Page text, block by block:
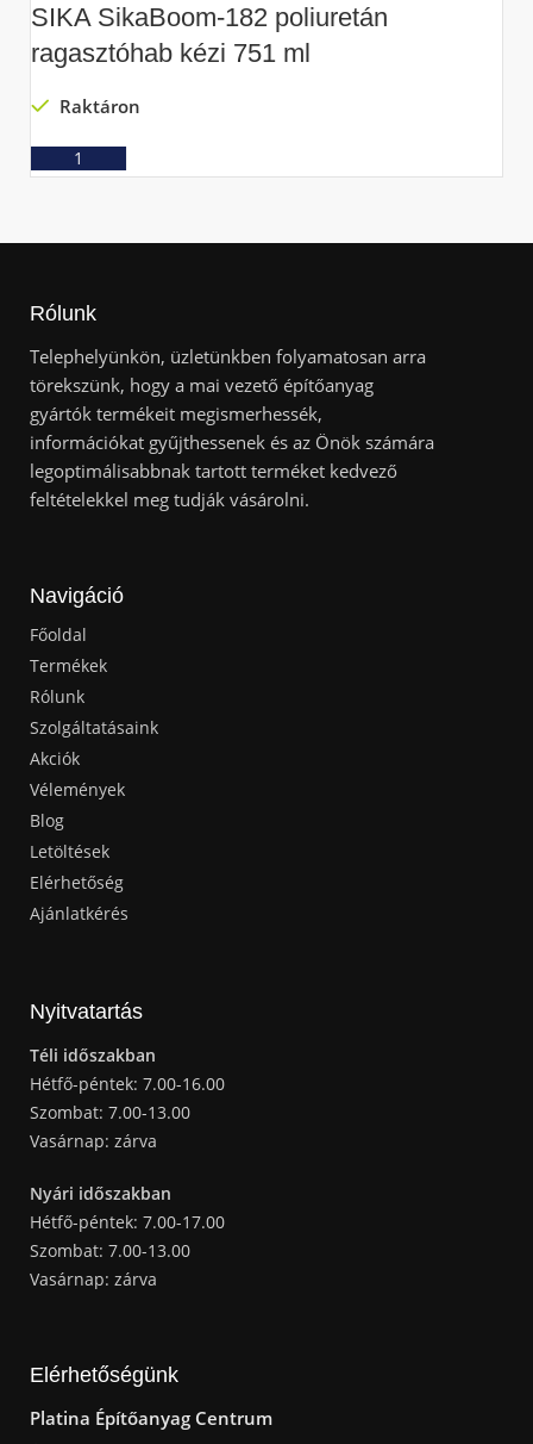
SIKA SikaBoom-182 poliuretán
ragasztóhab kézi 751 ml
Raktáron
Rólunk
Telephelyünkön, üzletünkben folyamatosan arra
törekszünk, hogy a mai vezető építőanyag
gyártók termékeit megismerhessék,
információkat gyűjthessenek és az Önök számára
legoptimálisabbnak tartott terméket kedvező
feltételekkel meg tudják vásárolni.
Navigáció
Főoldal
Termékek
Rólunk
Szolgáltatásaink
Akciók
Vélemények
Blog
Letöltések
Elérhetőség
Ajánlatkérés
Nyitvatartás
Téli időszakban
Hétfő-péntek: 7.00-16.00
Szombat: 7.00-13.00
Vasárnap: zárva
Nyári időszakban
Hétfő-péntek: 7.00-17.00
Szombat: 7.00-13.00
Vasárnap: zárva
Elérhetőségünk
Platina Építőanyag Centrum